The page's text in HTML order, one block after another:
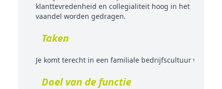
klanttevredenheid en collegialiteit hoog in het
vaandel worden gedragen.
Taken
Je komt terecht in een familiale bedrijfscultuur waar
Doel van de functie